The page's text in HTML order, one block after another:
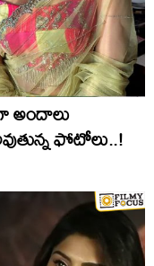
అందాలు
ఫోటోలు..!